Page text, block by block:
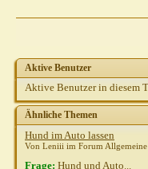
Aktive Benutzer
Aktive Benutzer in diesem
Ähnliche Themen
Hund im Auto lassen
Von Leniii im Forum Allgemeine
Frage: Hund und Auto...